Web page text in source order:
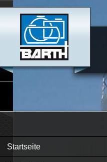
Startseite